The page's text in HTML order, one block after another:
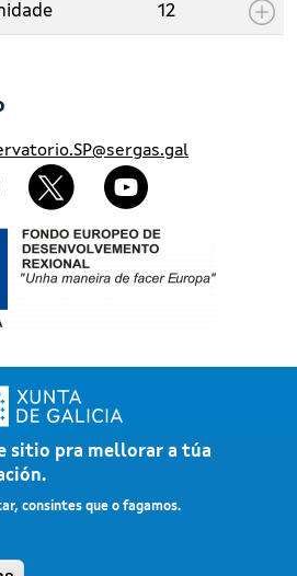
12
Sociales
mantida e publicada pola Xunta de Galicia
á cidadanía
Accesibilidade
sitio pra mellorar a túa
consintes que o fagamos.